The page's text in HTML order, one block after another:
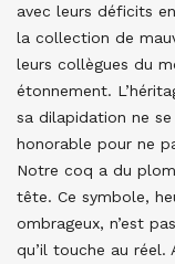
avec leurs déficits
la collection de
leurs collègues du
étonnement.
sa dilapidation ne
honorable pour ne
Notre coq a du
tête. Ce symbole,
ombrageux, n’est
qu’il touche au réel.